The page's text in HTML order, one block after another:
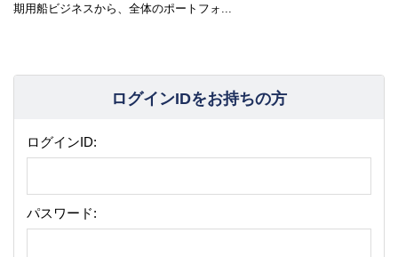
期用船ビジネスから、全体のポートフォ...
ログインIDをお持ちの方
ログインID:
パスワード: